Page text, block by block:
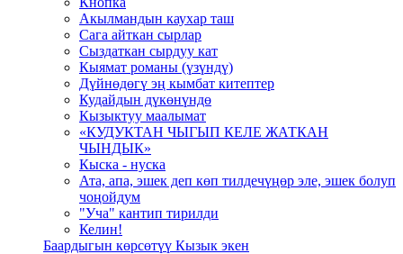
Акылмандын каухар таш
Сага айткан сырлар
Сыздаткан сырдуу кат
Кыямат романы (үзүндү)
Дүйнөдөгү эң кымбат китептер
Кудайдын дүкөнүндө
Кызыктуу маалымат
«КУДУКТАН ЧЫГЫП КЕЛЕ ЖАТКАН
ЧЫНДЫК»
Кыска - нуска
Ата, апа, эшек деп көп тилдечүңөр эле, эшек болуп
чоңойдум
"Уча" кантип тирилди
Келин!
Баардыгын көрсөтүү Кызык экен